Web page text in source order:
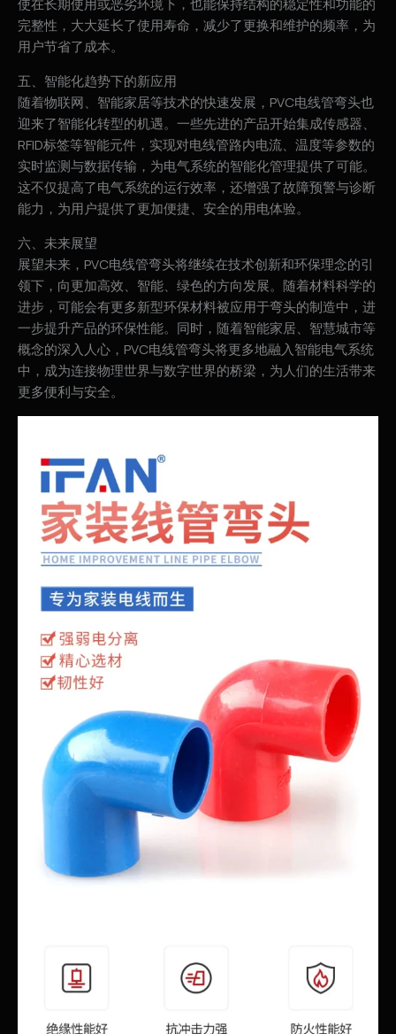
使在长期使用或恶劣环境下，也能保持结构的稳定性和功能的
完整性，大大延长了使用寿命，减少了更换和维护的频率，为
用户节省了成本。
五、智能化趋势下的新应用
随着物联网、智能家居等技术的快速发展，PVC电线管弯头也
迎来了智能化转型的机遇。一些先进的产品开始集成传感器、
RFID标签等智能元件，实现对电线管路内电流、温度等参数的
实时监测与数据传输，为电气系统的智能化管理提供了可能。
这不仅提高了电气系统的运行效率，还增强了故障预警与诊断
能力，为用户提供了更加便捷、安全的用电体验。
六、未来展望
展望未来，PVC电线管弯头将继续在技术创新和环保理念的引
领下，向更加高效、智能、绿色的方向发展。随着材料科学的
进步，可能会有更多新型环保材料被应用于弯头的制造中，进
一步提升产品的环保性能。同时，随着智能家居、智慧城市等
概念的深入人心，PVC电线管弯头将更多地融入智能电气系统
中，成为连接物理世界与数字世界的桥梁，为人们的生活带来
更多便利与安全。